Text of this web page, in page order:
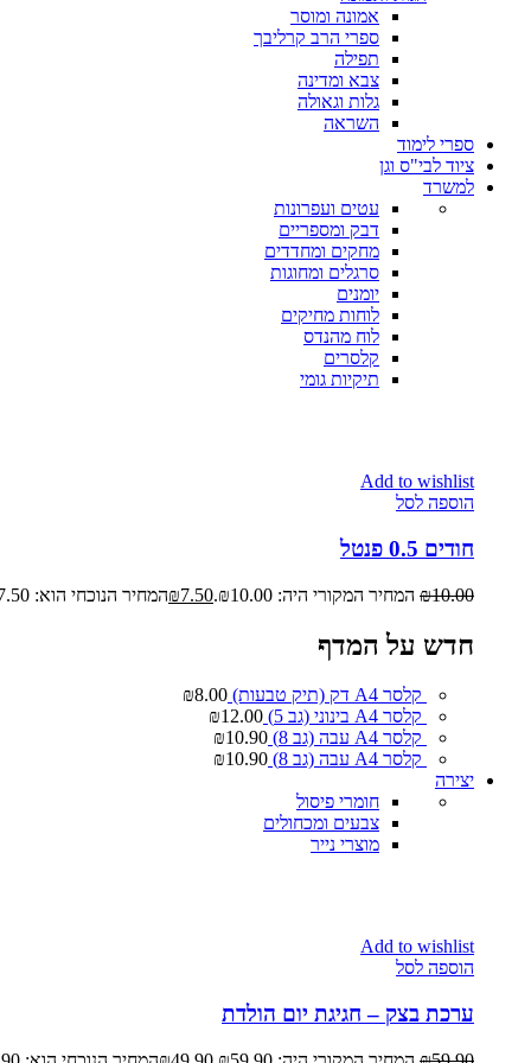
אמונה ומוסר
ספרי הרב קרליבך
תפילה
צבא ומדינה
גלות וגאולה
השראה
ספרי לימוד
ציוד לבי"ס וגן
למשרד
עטים ועפרונות
דבק ומספריים
מחקים ומחדדים
סרגלים ומחוגות
יומנים
לוחות מחיקים
לוח מהנדס
קלסרים
תיקיות גומי
Add to wishlist
הוספה לסל
חודים 0.5 פנטל
₪10.00 המחיר המקורי היה: ₪10.00. ₪7.50 המחיר הנוכחי הוא: ₪7.50.
חדש על המדף
קלסר A4 דק (תיק טבעות) ₪8.00
קלסר A4 בינוני (גב 5)
₪12.00
קלסר A4 עבה (גב 8)
₪10.90
קלסר A4 עבה (גב 8)
₪10.90
יצירה
חומרי פיסול
צבעים ומכחולים
מוצרי נייר
Add to wishlist
הוספה לסל
ערכת בצק – חגיגת יום הולדת